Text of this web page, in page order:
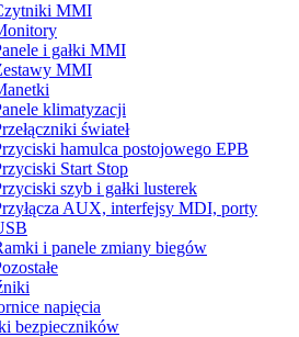
MMI
i gałki MMI
MMI
klimatyzacji
świateł
hamulca postojowego EPB
Start Stop
szyb i gałki lusterek
AUX, interfejsy MDI, porty
i panele zmiany biegów
napięcia
bezpieczników